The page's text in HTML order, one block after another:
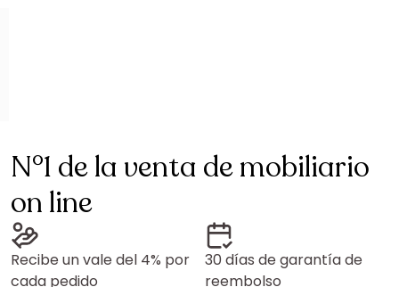
N°1 de la venta de mobiliario
on line
Recibe un vale del 4% por
cada pedido
30 días de garantía de
reembolso